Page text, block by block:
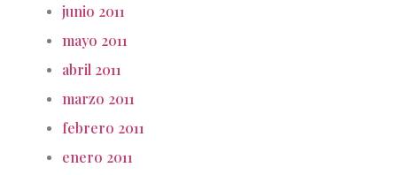
junio 2011
mayo 2011
abril 2011
marzo 2011
febrero 2011
enero 2011